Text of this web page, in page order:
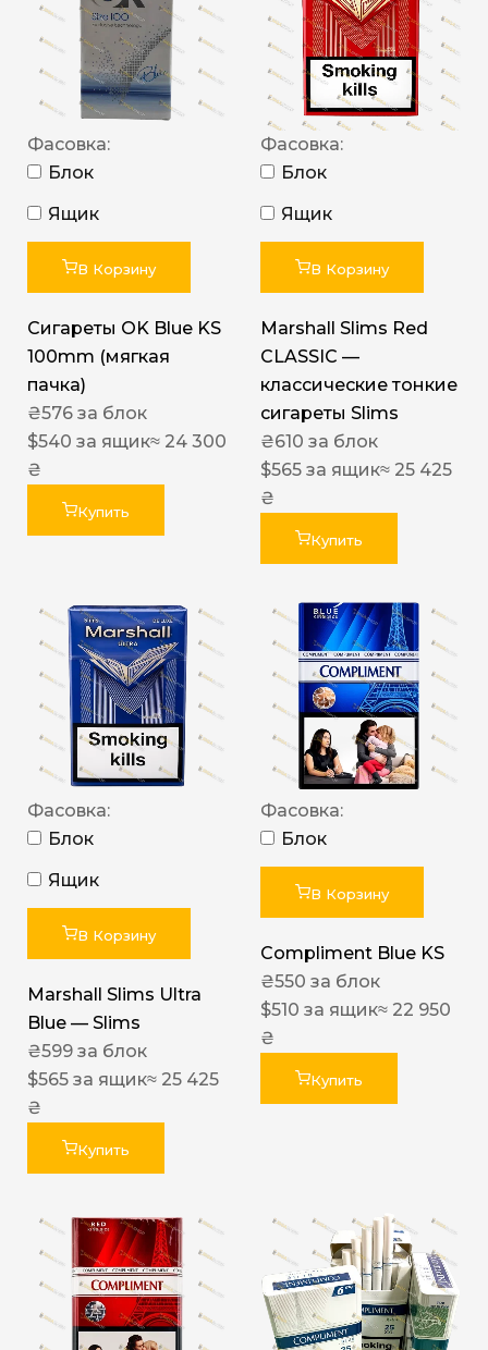
Фасовка:
Блок
Ящик
В Корзину
Сигареты OK Blue KS
100mm (мягкая
пачка)
₴576 за блок
$540 за ящик≈ 24 300
₴
Купить
Фасовка:
Блок
Ящик
В Корзину
Marshall Slims Red
CLASSIC —
классические тонкие
сигареты Slims
₴610 за блок
$565 за ящик≈ 25 425
₴
Купить
Фасовка:
Блок
Ящик
В Корзину
Marshall Slims Ultra
Blue — Slims
₴599 за блок
$565 за ящик≈ 25 425
₴
Купить
Фасовка:
Блок
В Корзину
Compliment Blue KS
₴550 за блок
$510 за ящик≈ 22 950
₴
Купить